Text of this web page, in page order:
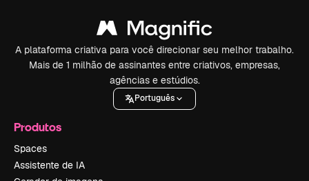
A plataforma criativa para você direcionar seu melhor trabalho.
Mais de 1 milhão de assinantes entre criativos, empresas,
agências e estúdios.
Português
Produtos
Spaces
Assistente de IA